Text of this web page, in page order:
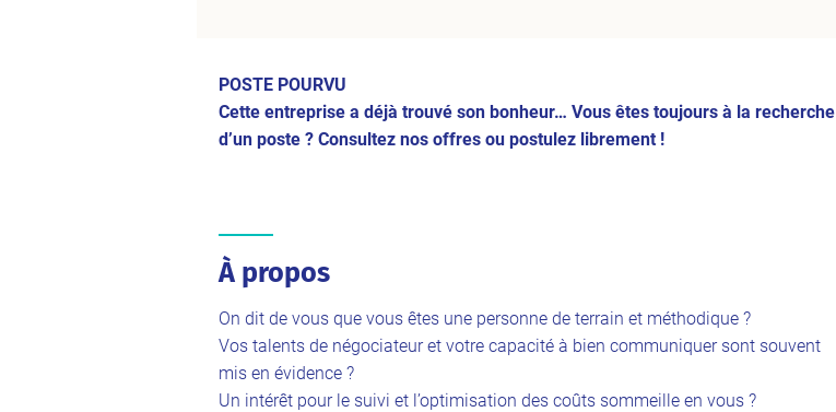
POSTE POURVU
Cette entreprise a déjà trouvé son bonheur… Vous êtes toujours à la recherche
d’un poste ? Consultez nos offres ou postulez librement !
À propos
On dit de vous que vous êtes une personne de terrain et méthodique ?
Vos talents de négociateur et votre capacité à bien communiquer sont souvent
mis en évidence ?
Un intérêt pour le suivi et l’optimisation des coûts sommeille en vous ?